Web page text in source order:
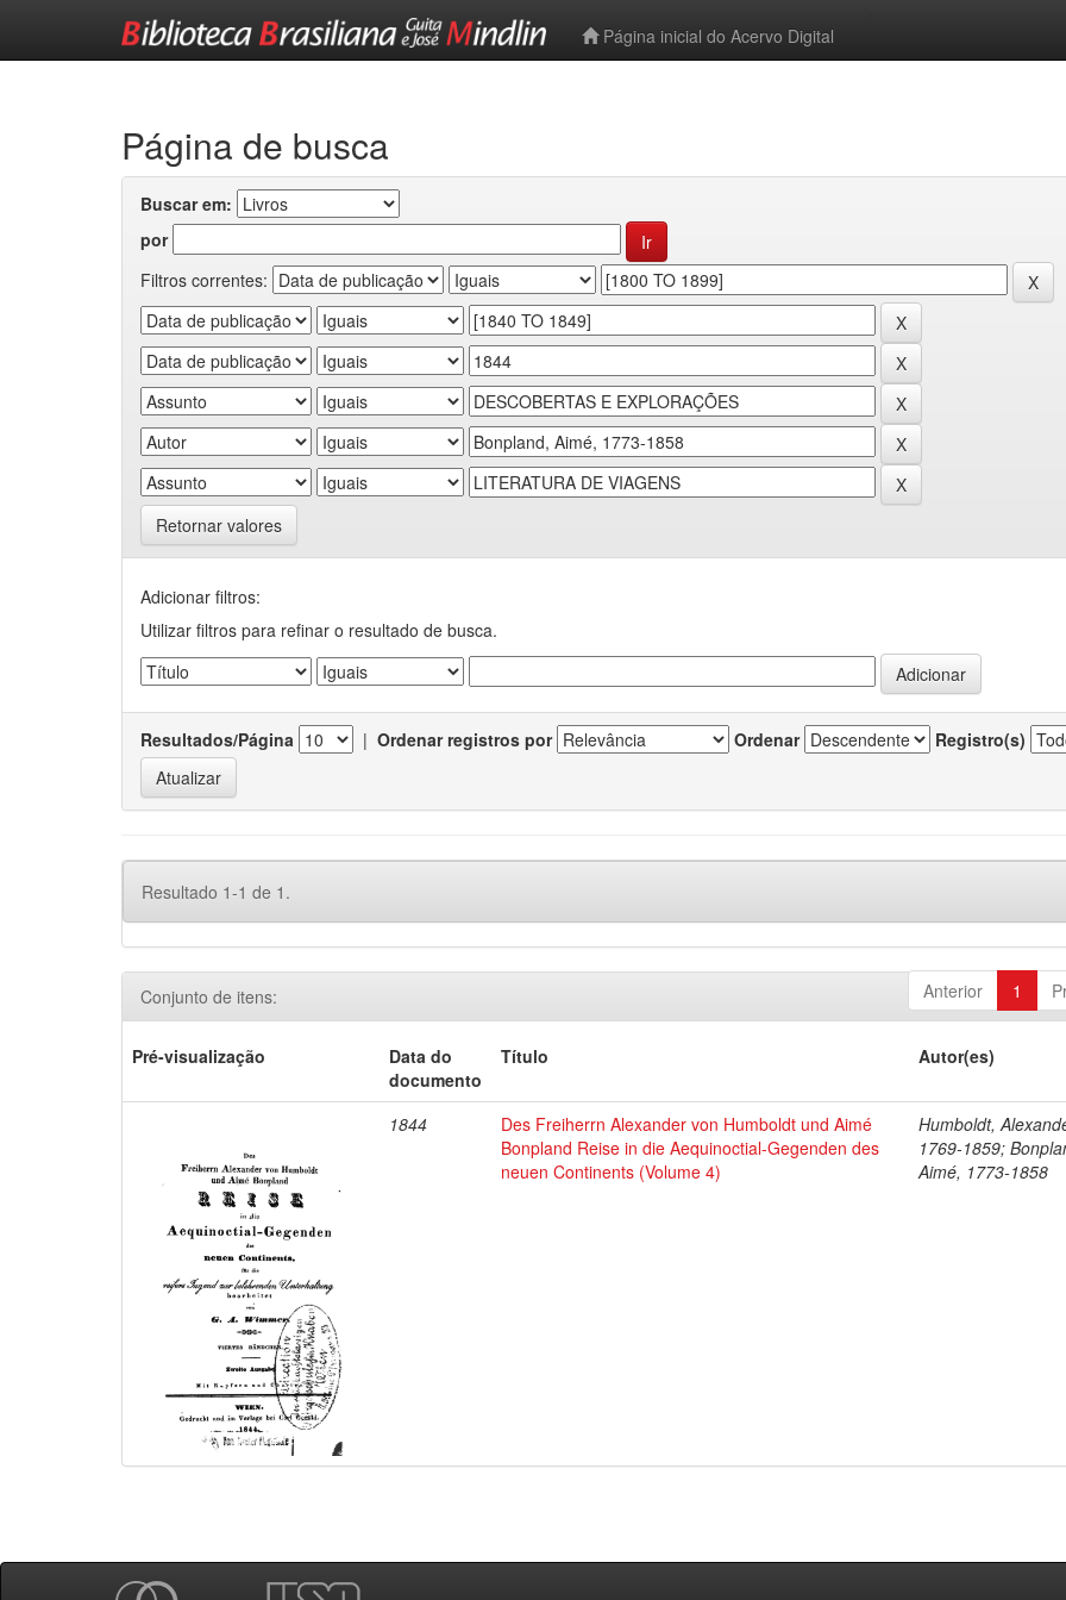
Página inicial do Acervo Digital
Página de busca
Buscar em:
por
Filtros correntes:
Retornar valores
Adicionar filtros:
Utilizar filtros para refinar o resultado de busca.
Resultados/Página | Ordenar registros por Ordenar Registro(s)
Resultado 1-1 de 1.
Anterior 1
Conjunto de itens:
Pré-visualização
Data do
documento
Título Autor(es)
1844
Des Freiherrn Alexander von Humboldt und Aimé
Bonpland Reise in die Aequinoctial-Gegenden des
neuen Continents (Volume 4)
Humboldt,
1769-1859;
Aimé, 1773-1858